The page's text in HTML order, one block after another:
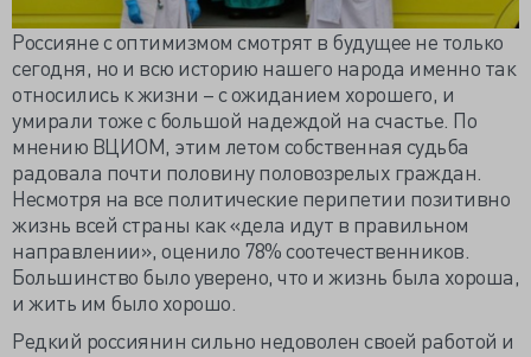
Россияне с оптимизмом смотрят в будущее не только
сегодня, но и всю историю нашего народа именно так
относились к жизни – с ожиданием хорошего, и
умирали тоже с большой надеждой на счастье. По
мнению ВЦИОМ, этим летом собственная судьба
радовала почти половину половозрелых граждан.
Несмотря на все политические перипетии позитивно
жизнь всей страны как «дела идут в правильном
направлении», оценило 78% соотечественников.
Большинство было уверено, что и жизнь была хороша,
и жить им было хорошо.
Редкий россиянин сильно недоволен своей работой и